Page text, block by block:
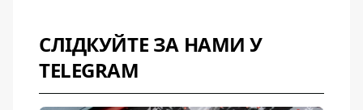
СЛІДКУЙТЕ ЗА НАМИ У
TELEGRAM